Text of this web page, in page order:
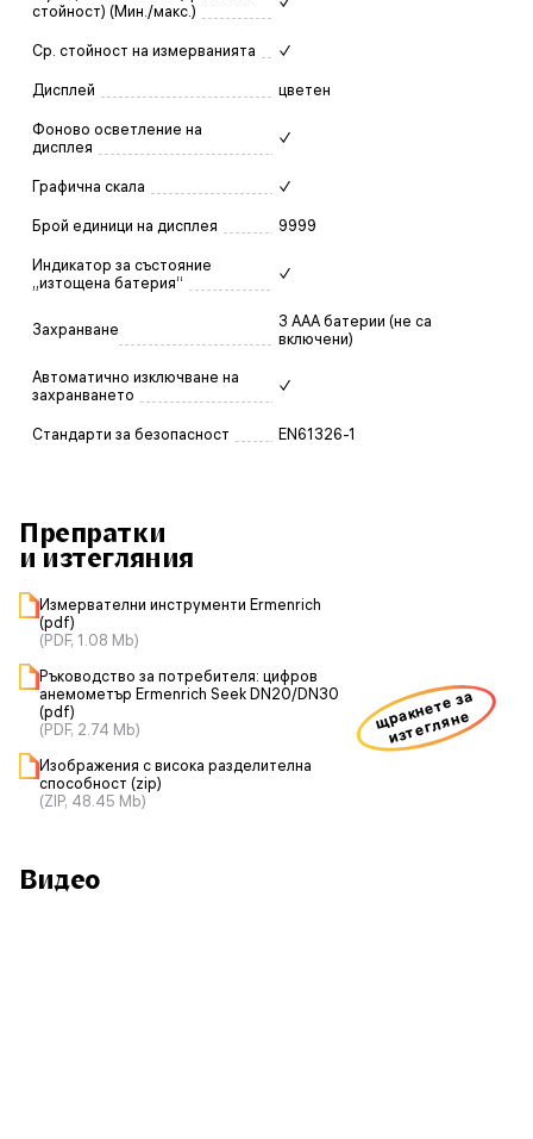
стойност) (Мин./макс.)
Ср. стойност на измерванията ✓
Дисплей цветен
Фоново осветление на
дисплея
✓
Графична скала ✓
Брой единици на дисплея 9999
Индикатор за състояние
„изтощена батерия“
✓
Захранване
3 AAA батерии (не са
включени)
Автоматично изключване на
захранването
✓
Стандарти за безопасност EN61326-1
Препратки
и изтегляния
Измервателни инструменти Ermenrich
(pdf)
(PDF, 1.08 Mb)
Ръководство за потребителя: цифров
анемометър Ermenrich Seek DN20/DN30
(pdf)
(PDF, 2.74 Mb)
Изображения с висока разделителна
способност (zip)
(ZIP, 48.45 Mb)
щракнете за
изтегляне
Видео